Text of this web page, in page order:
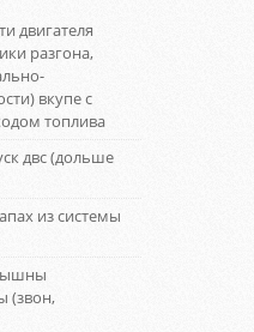
двигателя
разгона,
вкупе с
топлива
двс (дольше
из системы
(звон,